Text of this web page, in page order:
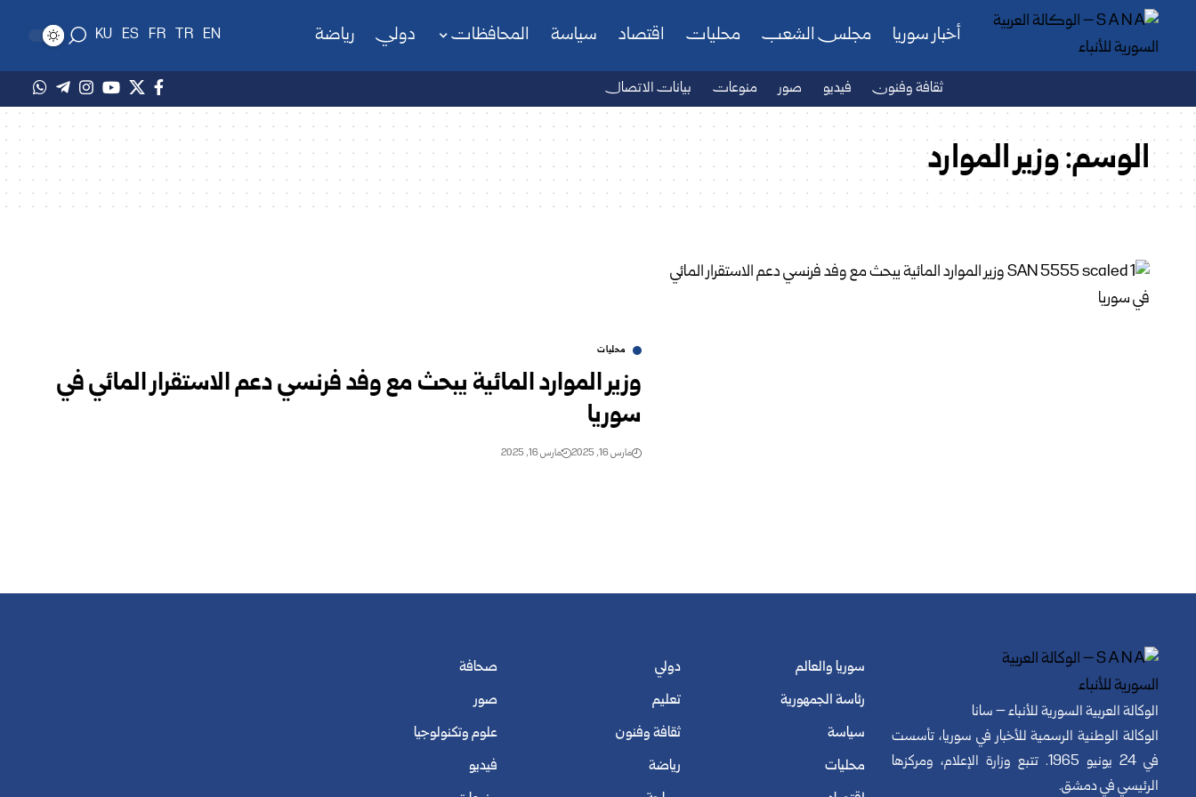
أخبار سوريا مجلس الشعب محليات اقتصاد سياسة المحافظات دولي رياضة EN
TR
FR
ES
KU
ثقافة وفنون فيديو صور منوعات بيانات الاتصال
الوسم:وزير الموارد
محليات
وزير الموارد المائية يبحث مع وفد فرنسي دعم الاستقرار المائي في
سوريا ‏
مارس 16, 2025 مارس 16, 2025
الوكالة العربية السورية للأنباء – سانا
الوكالة الوطنية الرسمية للأخبار في سوريا، تأسست
في 24 يونيو 1965. تتبع وزارة الإعلام، ومركزها
الرئيسي في دمشق.
سوريا والعالم
رئاسة الجمهورية
سياسة
محليات
دولي
تعليم
ثقافة وفنون
رياضة
صحافة
صور
علوم وتكنولوجيا
فيديو